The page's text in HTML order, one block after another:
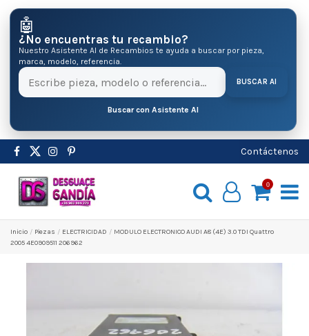
🤖
¿No encuentras tu recambio?
Nuestro Asistente AI de Recambios te ayuda a buscar por pieza,
marca, modelo, referencia.
BUSCAR AI
Buscar con Asistente AI
Contáctenos
0
Inicio Pіezas ELECTRICIDAD
MODULO ELECTRONICO AUDI A8 (4E) 3.0 TDI Quattro
2005 4E0909511 206962